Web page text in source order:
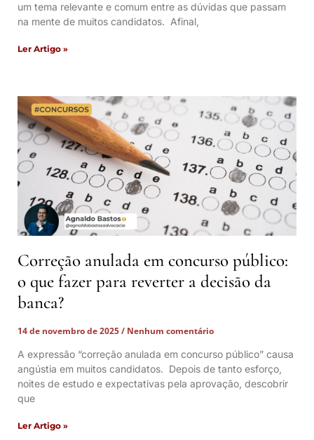
um tema relevante e comum entre as dúvidas que passam
na mente de muitos candidatos. Afinal,
Ler Artigo »
Correção anulada em concurso público:
o que fazer para reverter a decisão da
banca?
14 de novembro de 2025
Nenhum comentário
A expressão “correção anulada em concurso público” causa
angústia em muitos candidatos. Depois de tanto esforço,
noites de estudo e expectativas pela aprovação, descobrir
que
Ler Artigo »